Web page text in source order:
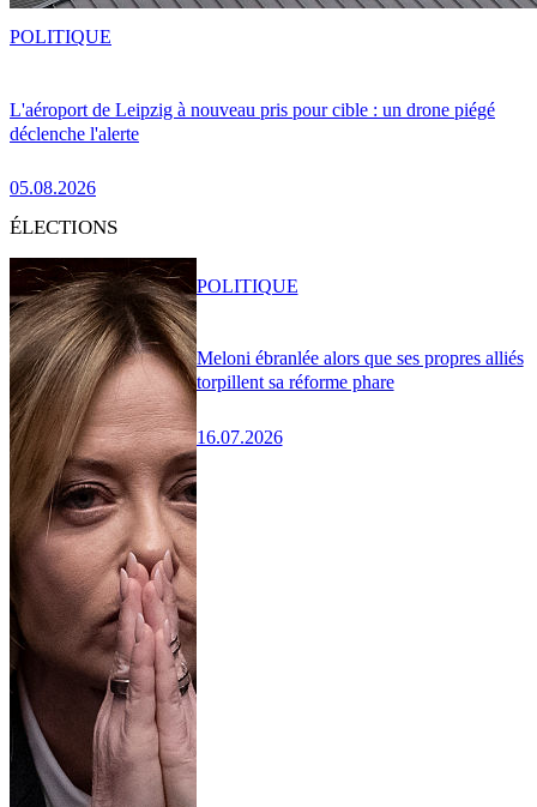
L'aéroport de Leipzig à nouveau pris pour cible : un drone piégé
déclenche l'alerte
05.08.2026
POLITIQUE
ÉLECTIONS
Meloni ébranlée alors que ses propres alliés
torpillent sa réforme phare
16.07.2026
POLITIQUE